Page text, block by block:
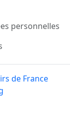
personnelles
de France